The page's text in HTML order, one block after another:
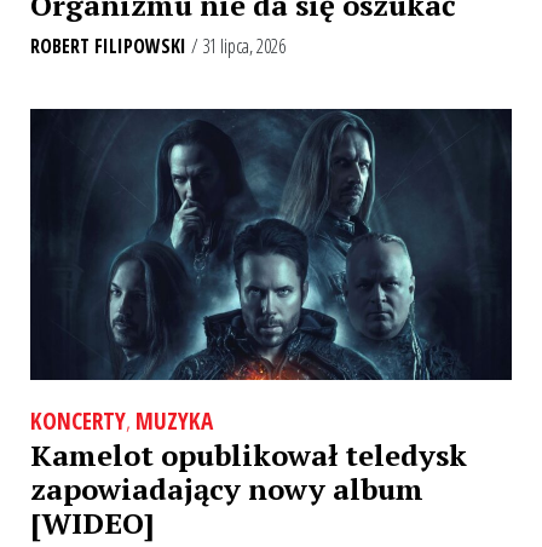
ROBERT FILIPOWSKI / 31 lipca, 2026
KONCERTY, MUZYKA
Kamelot opublikował teledysk
zapowiadający nowy album
[WIDEO]